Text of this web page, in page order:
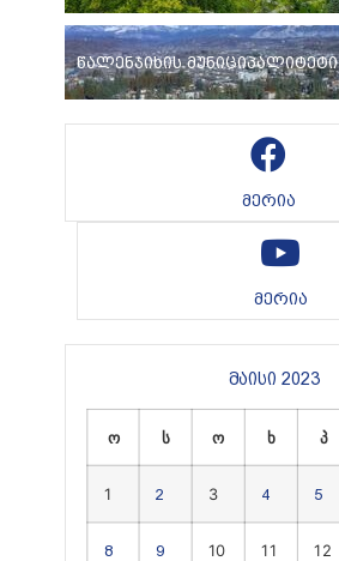
წალენჯიხის მუნიციპალიტეტი
მერია
მერია
მაისი 2023
ო ს ო ხ პ
1 2 3 4 5
8 9 10 11 12